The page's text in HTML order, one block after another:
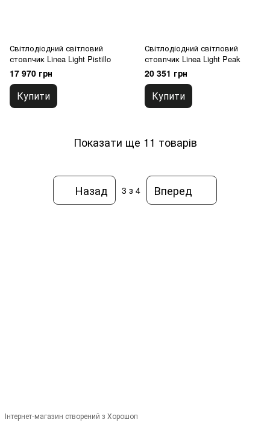
Світлодіодний світловий
стовпчик Linea Light Pistillo
17 970 грн
Купити
Світлодіодний світловий
стовпчик Linea Light Peak
20 351 грн
Купити
Показати ще 11 товарів
Назад 3 з 4 Вперед
Інтернет-магазин створений з Хорошоп